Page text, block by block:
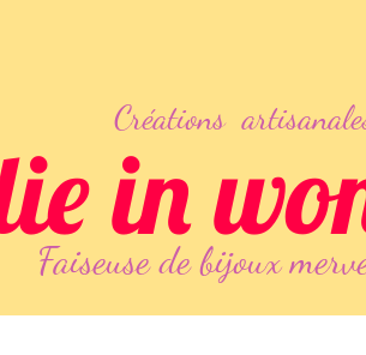
Créations
Faiseusede bijoux
in